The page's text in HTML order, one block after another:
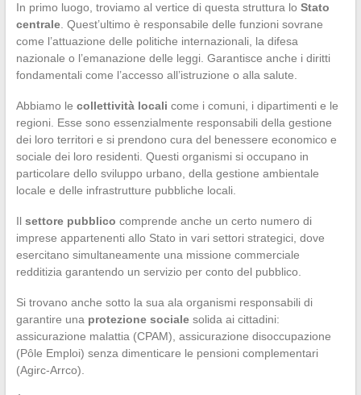
In primo luogo, troviamo al vertice di questa struttura lo Stato
centrale. Quest’ultimo è responsabile delle funzioni sovrane
come l’attuazione delle politiche internazionali, la difesa
nazionale o l’emanazione delle leggi. Garantisce anche i diritti
fondamentali come l’accesso all’istruzione o alla salute.
Abbiamo le collettività locali come i comuni, i dipartimenti e le
regioni. Esse sono essenzialmente responsabili della gestione
dei loro territori e si prendono cura del benessere economico e
sociale dei loro residenti. Questi organismi si occupano in
particolare dello sviluppo urbano, della gestione ambientale
locale e delle infrastrutture pubbliche locali.
Il settore pubblico comprende anche un certo numero di
imprese appartenenti allo Stato in vari settori strategici, dove
esercitano simultaneamente una missione commerciale
redditizia garantendo un servizio per conto del pubblico.
Si trovano anche sotto la sua ala organismi responsabili di
garantire una protezione socialesolida ai cittadini:
assicurazione malattia (CPAM), assicurazione disoccupazione
(Pôle Emploi) senza dimenticare le pensioni complementari
(Agirc-Arrco).